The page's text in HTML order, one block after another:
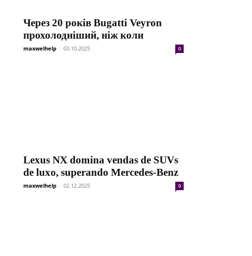
Через 20 років Bugatti Veyron
прохолодніший, ніж коли
maxwelhelp - 03.10.2025 0
Lexus NX domina vendas de SUVs
de luxo, superando Mercedes-Benz
maxwelhelp - 02.12.2025 0